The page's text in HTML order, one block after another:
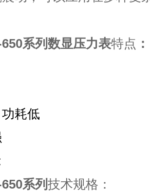
系列数显压力表特点 ：
耗低
系列 技术规格：